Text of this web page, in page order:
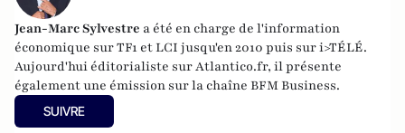
Jean-Marc Sylvestre a été en charge de l'information
économique sur TF1 et LCI jusqu'en 2010 puis sur i>TÉLÉ.
Aujourd'hui éditorialiste sur Atlantico.fr, il présente
également une émission sur la chaîne BFM Business.
SUIVRE